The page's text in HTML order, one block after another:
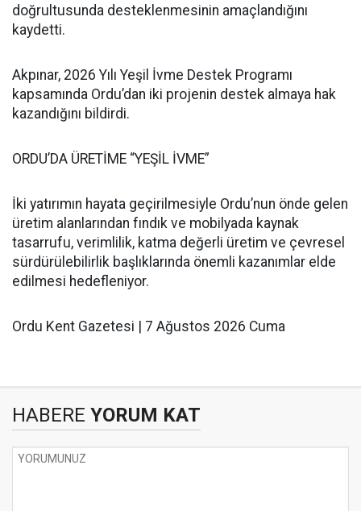
doğrultusunda desteklenmesinin amaçlandığını
kaydetti.
Akpınar, 2026 Yılı Yeşil İvme Destek Programı
kapsamında Ordu’dan iki projenin destek almaya hak
kazandığını bildirdi.
ORDU’DA ÜRETİME “YEŞİL İVME”
İki yatırımın hayata geçirilmesiyle Ordu’nun önde gelen
üretim alanlarından fındık ve mobilyada kaynak
tasarrufu, verimlilik, katma değerli üretim ve çevresel
sürdürülebilirlik başlıklarında önemli kazanımlar elde
edilmesi hedefleniyor.
Ordu Kent Gazetesi | 7 Ağustos 2026 Cuma
HABERE YORUM KAT